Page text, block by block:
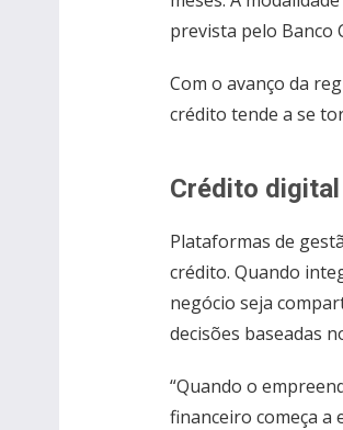
prevista pelo Banco
Com o avanço da
crédito tende a se
Crédito
Plataformas de
crédito. Quando
negócio seja
decisões baseadas
“Quando o
financeiro começa a